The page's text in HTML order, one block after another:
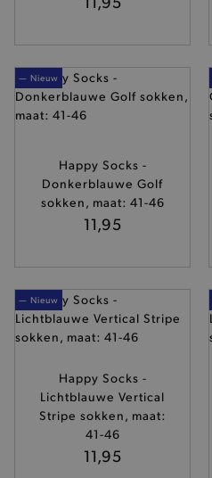
— Nieuw
Happy Socks -
Donkerblauwe Golf
sokken, maat: 41-46
11,95
— Nieuw
Happy Socks -
Lichtblauwe Vertical
Stripe sokken, maat:
41-46
11,95